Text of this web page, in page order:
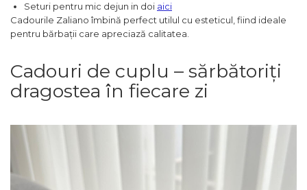
Seturi pentru mic dejun in doi aici
Cadourile Zaliano îmbină perfect utilul cu esteticul, fiind ideale
pentru bărbații care apreciază calitatea.
Cadouri de cuplu – sărbătoriți
dragostea în fiecare zi